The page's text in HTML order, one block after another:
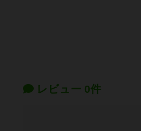
レビュー 0件